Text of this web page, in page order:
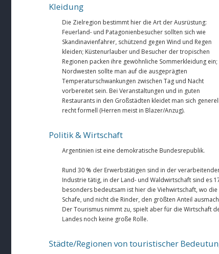
Kleidung
Die Zielregion bestimmt hier die Art der Ausrüstung:
Feuerland- und Patagonienbesucher sollten sich wie
Skandinavienfahrer, schützend gegen Wind und Regen
kleiden; Küstenurlauber und Besucher der tropischen
Regionen packen ihre gewöhnliche Sommerkleidung
Nordwesten sollte man auf die ausgeprägten
Temperaturschwankungen zwischen Tag und Nacht
vorbereitet sein. Bei Veranstaltungen und in guten
Restaurants in den Großstädten kleidet man sich
recht formell (Herren meist in Blazer/Anzug).
Politik & Wirtschaft
Argentinien ist eine demokratische Bundesrepublik.
Rund 30 % der Erwerbstätigen sind in der
Industrie tätig, in der Land- und Waldwirtschaft sind es
besonders bedeutsam ist hier die Viehwirtschaft, wo die
Schafe, und nicht die Rinder, den größten Anteil
Der Tourismus nimmt zu, spielt aber für die Wirtschaft
Landes noch keine große Rolle.
Städte/Regionen von touristischer